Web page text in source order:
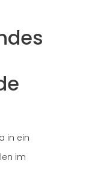
in ein
im